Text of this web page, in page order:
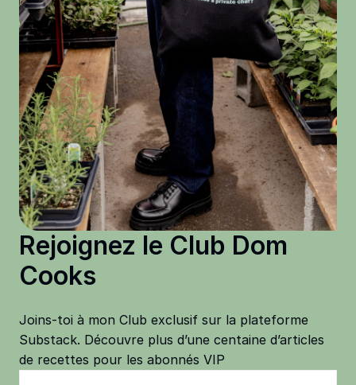
Rejoignez le Club Dom
Cooks
Joins-toi à mon Club exclusif sur la plateforme
Substack. Découvre plus d’une centaine d’articles
de recettes pour les abonnés VIP